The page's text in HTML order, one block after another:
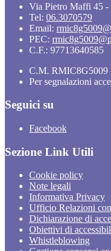
Via Pietro Maffi 45
Tel: 06.3070579
Email:
PEC:
C.F.: 97713640585
C.M. RMIC8G5009
Per segnalazioni
Seguici su
Facebook
Sezione Link Utili
Cookie policy
Note legali
Informativa Privacy
Ufficio Relazioni
Dichiarazione di
Obiettivi di
Whistleblowing